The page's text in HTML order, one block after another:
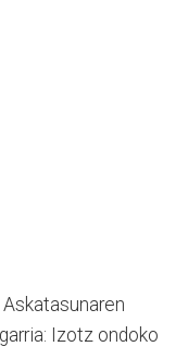
Izotz ondoko